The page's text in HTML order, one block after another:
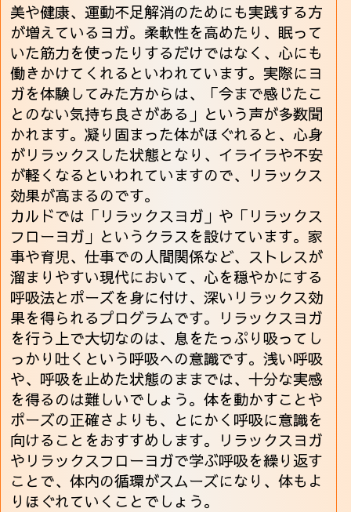
美や健康、運動不足解消のためにも実践する方
が増えているヨガ。柔軟性を高めたり、眠って
いた筋力を使ったりするだけではなく、心にも
働きかけてくれるといわれています。実際にヨ
ガを体験してみた方からは、「今まで感じたこ
とのない気持ち良さがある」という声が多数聞
かれます。凝り固まった体がほぐれると、心身
がリラックスした状態となり、イライラや不安
が軽くなるといわれていますので、リラックス
効果が高まるのです。
カルドでは「リラックスヨガ」や「リラックス
フローヨガ」というクラスを設けています。家
事や育児、仕事での人間関係など、ストレスが
溜まりやすい現代において、心を穏やかにする
呼吸法とポーズを身に付け、深いリラックス効
果を得られるプログラムです。リラックスヨガ
を行う上で大切なのは、息をたっぷり吸ってし
っかり吐くという呼吸への意識です。浅い呼吸
や、呼吸を止めた状態のままでは、十分な実感
を得るのは難しいでしょう。体を動かすことや
ポーズの正確さよりも、とにかく呼吸に意識を
向けることをおすすめします。リラックスヨガ
やリラックスフローヨガで学ぶ呼吸を繰り返す
ことで、体内の循環がスムーズになり、体もよ
りほぐれていくことでしょう。